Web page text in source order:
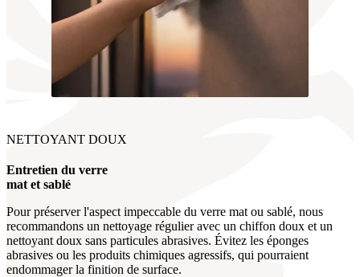
NETTOYANT DOUX
Entretien du verre
mat et sablé
Pour préserver l'aspect impeccable du verre mat ou sablé, nous
recommandons un nettoyage régulier avec un chiffon doux et un
nettoyant doux sans particules abrasives. Évitez les éponges
abrasives ou les produits chimiques agressifs, qui pourraient
endommager la finition de surface.